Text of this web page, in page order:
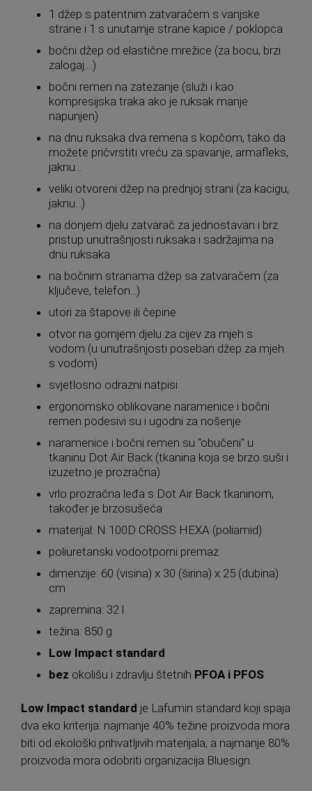
1 džep s patentnim zatvaračem s vanjske
strane i 1 s unutarnje strane kapice / poklopca
bočni džep od elastične mrežice (za bocu, brzi
zalogaj....)
bočni remen na zatezanje (služi i kao
kompresijska traka ako je ruksak manje
napunjen)
na dnu ruksaka dva remena s kopčom, tako da
možete pričvrstiti vreću za spavanje, armafleks,
jaknu...
veliki otvoreni džep na prednjoj strani (za kacigu,
jaknu...)
na donjem djelu zatvarač za jednostavan i brz
pristup unutrašnjosti ruksaka i sadržajima na
dnu ruksaka
na bočnim stranama džep sa zatvaračem (za
ključeve, telefon...)
utori za štapove ili čepine
otvor na gornjem djelu za cijev za mjeh s
vodom (u unutrašnjosti poseban džep za mjeh
s vodom)
svjetlosno odrazni natpisi
ergonomsko oblikovane naramenice i bočni
remen podesivi su i ugodni za nošenje
naramenice i bočni remen su "obučeni" u
tkaninu Dot Air Back (tkanina koja se brzo suši i
izuzetno je prozračna)
vrlo prozračna leđa s Dot Air Back tkaninom,
također je brzosušeća
materijal: N 100D CROSS HEXA (poliamid)
poliuretanski vodootporni premaz
dimenzije: 60 (visina) x 30 (širina) x 25 (dubina)
cm
zapremina: 32 l
težina: 850 g
Low Impact standard
bez okolišu i zdravlju štetnih PFOA i PFOS
Low Impact standard je Lafumin standard koji spaja
dva eko kriterija: najmanje 40% težine proizvoda mora
biti od ekološki prihvatljivih materijala, a najmanje 80%
proizvoda mora odobriti organizacija Bluesign.